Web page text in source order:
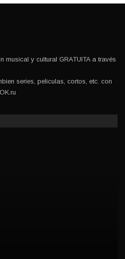
y cultural GRATUITA a través
series, peliculas, cortos, etc. con